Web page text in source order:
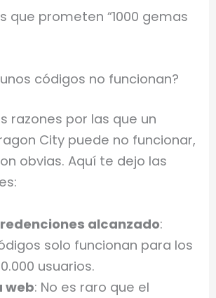
que prometen “1000 gemas
códigos no funcionan?
razones por las que un
City puede no funcionar,
obvias. Aquí te dejo las
alcanzado:
solo funcionan para los
usuarios.
web: No es raro que el